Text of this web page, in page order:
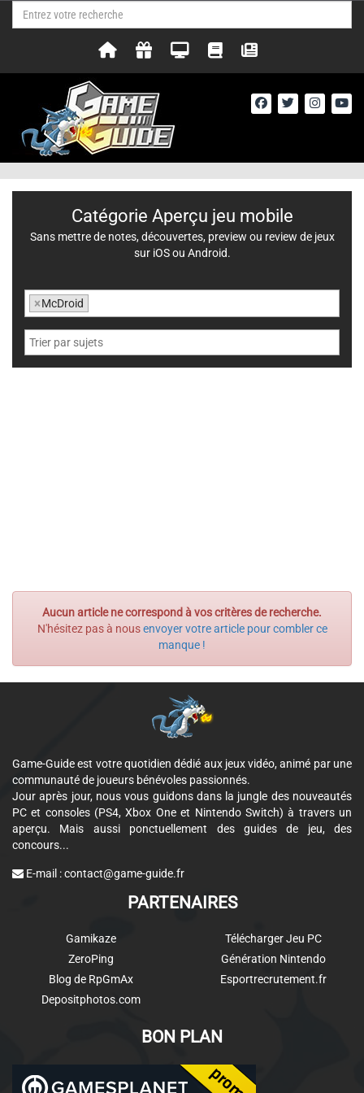
Aucun article ne correspond à vos critères de recherche.
N'hésitez pas à nousenvoyer votre article pour combler ce
manque !
Catégorie Aperçu jeu mobile
Sans mettre de notes, découvertes, preview ou review de jeux
sur iOS ou Android.
×McDroid
Game-Guide est votre quotidien dédié aux jeux vidéo, animé par une
communauté de joueurs bénévoles passionnés.
Jour après jour, nous vous guidons dans la jungle des nouveautés
PC et consoles (PS4, Xbox One et Nintendo Switch) à travers un
aperçu. Mais aussi ponctuellement des guides de jeu, des
concours...
E-mail :contact@game-guide.fr
PARTENAIRES
Gamikaze
ZeroPing
Blog de RpGmAx
Depositphotos.com
Télécharger Jeu PC
Génération Nintendo
Esportrecrutement.fr
BON PLAN